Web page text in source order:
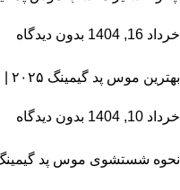
خرداد 16, 1404 بدون دیدگاه
بهترین موس پد گیمینگ ۲۰۲۵ | Logitech و SteelSeries
خرداد 10, 1404 بدون دیدگاه
نحوه‌ شستشوی موس پد